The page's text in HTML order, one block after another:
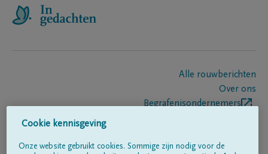
Alle rouwberichten
Over ons
Begrafenisondernemers
Cookie kennisgeving
Onze website gebruikt cookies. Sommige zijn nodig voor de